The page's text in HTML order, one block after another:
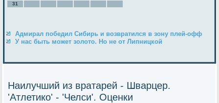
31
Адмирал победил Сибирь и возвратился в зону плей-офф
У нас быть может золото. Но не от Липницкой
Наилучший из вратарей - Шварцер.
'Атлетико' - 'Челси'. Оценки